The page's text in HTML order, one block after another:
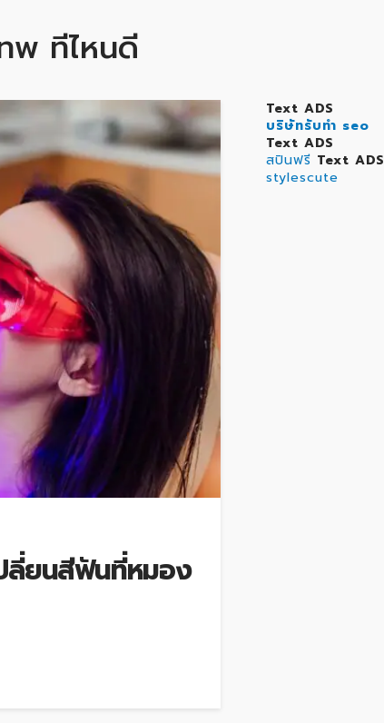
พ ที่ไหนดี
ลี่ยนสีฟันที่หมอง
Text ADS
บริษัทรับทำ seo
Text ADS
สปินฟรี Text ADS
stylescute